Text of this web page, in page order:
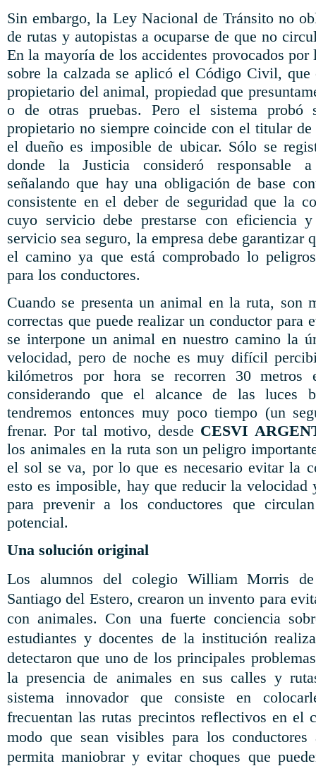
Sin embargo, la Ley Nacional de Tránsito no
de rutas y autopistas a ocuparse de que no
En la mayoría de los accidentes provocados
sobre la calzada se aplicó el Código Civil, que
propietario del animal, propiedad que
o de otras pruebas. Pero el sistema
propietario no siempre coincide con el titular
el dueño es imposible de ubicar. Sólo se
donde la Justicia consideró responsable a
señalando que hay una obligación de base
consistente en el deber de seguridad que la
cuyo servicio debe prestarse con eficiencia
servicio sea seguro, la empresa debe garantizar
el camino ya que está comprobado lo
para los conductores.
Cuando se presenta un animal en la ruta, son
correctas que puede realizar un conductor para
se interpone un animal en nuestro camino la
velocidad, pero de noche es muy difícil
kilómetros por hora se recorren 30 metros
considerando que el alcance de las luces
tendremos entonces muy poco tiempo (un
frenar. Por tal motivo, desde CESVI
los animales en la ruta son un peligro
el sol se va, por lo que es necesario evitar la
esto es imposible, hay que reducir la velocidad
para prevenir a los conductores que
potencial.
Una solución original
Los alumnos del colegio William Morris
Santiago del Estero, crearon un invento para
con animales. Con una fuerte conciencia
estudiantes y docentes de la institución
detectaron que uno de los principales
la presencia de animales en sus calles y
sistema innovador que consiste en
frecuentan las rutas precintos reflectivos en el
modo que sean visibles para los
permita maniobrar y evitar choques que